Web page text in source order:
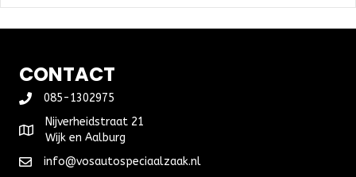
(2005-
Naaldvilt
aantal
CONTACT
085-1302975
Nijverheidstraat 21
Wijk en Aalburg
info@vosautospeciaalzaak.nl